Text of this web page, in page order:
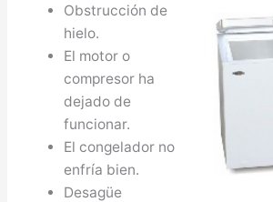
Obstrucción de
hielo.
El motor o
compresor ha
dejado de
funcionar.
El congelador no
enfría bien.
Desagüe